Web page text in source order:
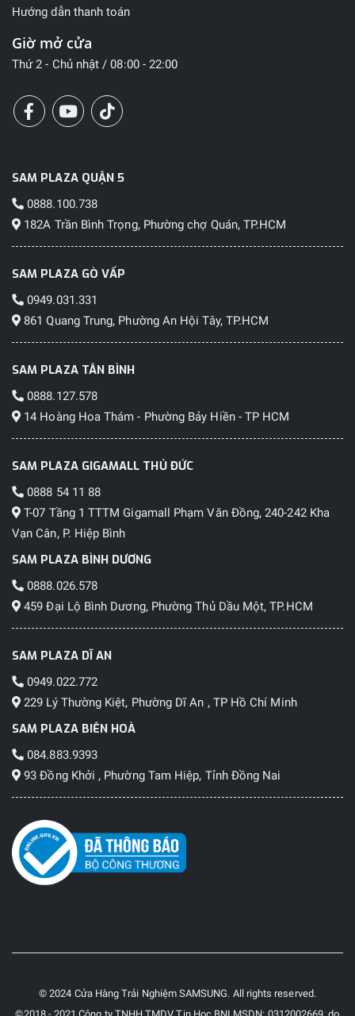
Hướng dẫn thanh toán
Giờ mở cửa
Thứ 2 - Chủ nhật / 08:00 - 22:00
SAM PLAZA QUẬN 5
0888.100.738
182A Trần Bình Trọng, Phường chợ Quán, TP.HCM
SAM PLAZA GÒ VẤP
0949.031.331
861 Quang Trung, Phường An Hội Tây, TP.HCM
SAM PLAZA TÂN BÌNH
0888.127.578
14 Hoàng Hoa Thám - Phường Bảy Hiền - TP HCM
SAM PLAZA GIGAMALL THỦ ĐỨC
0888 54 11 88
T-07 Tầng 1 TTTM Gigamall Phạm Văn Đồng, 240-242 Kha
Vạn Cân, P. Hiệp Bình
SAM PLAZA BÌNH DƯƠNG
0888.026.578
459 Đại Lộ Bình Dương, Phường Thủ Dầu Một, TP.HCM
SAM PLAZA DĨ AN
0949.022.772
229 Lý Thường Kiệt, Phường Dĩ An , TP Hồ Chí Minh
SAM PLAZA BIÊN HOÀ
084.883.9393
93 Đồng Khởi , Phường Tam Hiệp, Tỉnh Đồng Nai
© 2024 Cửa Hàng Trải Nghiệm SAMSUNG. All rights reserved.